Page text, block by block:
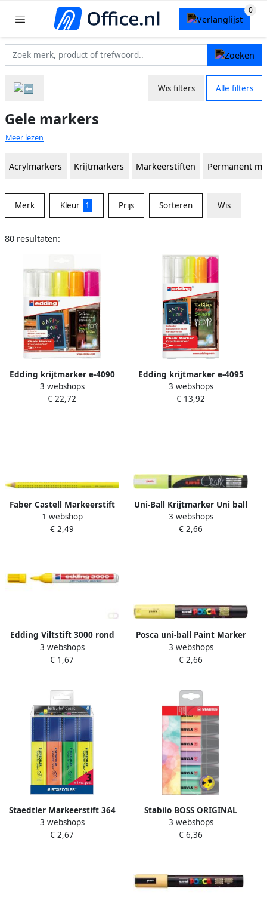
Wis filters Alle filters
Gele markers
Meer lezen
Acrylmarkers Krijtmarkers Markeerstiften Permanent
Merk Kleur 1 Prijs Sorteren Wis
80 resultaten:
Edding krijtmarker e-4090
schuine punt etui van 5
stuks: 2 x wit 1 x geel 1 x
3 webshops
€ 22,72
Edding krijtmarker e-4095
geassorteerde kleuren etui
van 5 stuks
3 webshops
€ 13,92
Faber Castell Markeerstift
Faber-Castell 1148 Jumbo
GRIP Neon geel
1 webshop
€ 2,49
Uni-Ball Krijtmarker Uni ball
fluo geel ronde punt van 1
8 2 5 mm
3 webshops
€ 2,66
Edding Viltstift 3000 rond
1.5-3mm geel
3 webshops
€ 1,67
Posca uni-ball Paint Marker
op waterbasis PC-1MC
zongeel
3 webshops
€ 2,66
Staedtler Markeerstift 364
Textsurfer set Ã 3 stuks
assorti + 1 geel gratis
3 webshops
€ 2,67
Stabilo BOSS ORIGINAL
Pastel markeerstift etui van
6 stuks in geassorteerde
3 webshops
€ 6,36